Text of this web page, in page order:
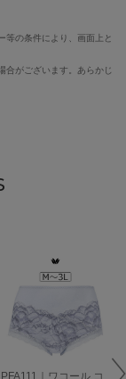
の条件により、画面上と
合がございます。あらかじ
PFA111｜ワコール コ